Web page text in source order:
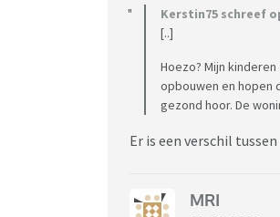
Kerstin75 schreef
[..]
Hoezo? Mijn
opbouwen en hopen
gezond hoor. De
Er is een verschil
MRI